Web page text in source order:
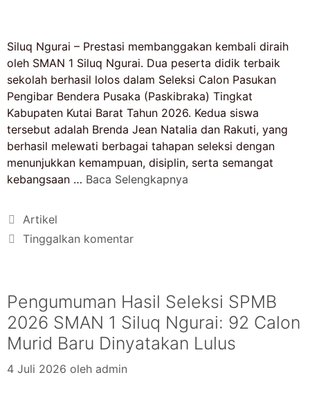
Siluq Ngurai – Prestasi membanggakan kembali diraih
oleh SMAN 1 Siluq Ngurai. Dua peserta didik terbaik
sekolah berhasil lolos dalam Seleksi Calon Pasukan
Pengibar Bendera Pusaka (Paskibraka) Tingkat
Kabupaten Kutai Barat Tahun 2026. Kedua siswa
tersebut adalah Brenda Jean Natalia dan Rakuti, yang
berhasil melewati berbagai tahapan seleksi dengan
menunjukkan kemampuan, disiplin, serta semangat
kebangsaan … Baca Selengkapnya
Artikel
Tinggalkan komentar
Pengumuman Hasil Seleksi SPMB
2026 SMAN 1 Siluq Ngurai: 92 Calon
Murid Baru Dinyatakan Lulus
4 Juli 2026 oleh admin